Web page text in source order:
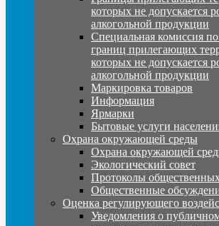
которых не допускается
алкогольной продукции
Специальная комиссия
границ прилегающих
которых не допускается
алкогольной продукции
Маркировка товаров
Информация
Ярмарки
Бытовые услуги
Охрана окружающей среды
Охрана окружающей
Экологический совет
Протоколы
Общественные
Оценка регулирующего
Уведомления о